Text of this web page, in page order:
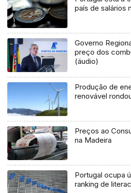
país de salários
Governo
preço dos
(áudio)
Produção de
renovável
Preços ao
na Madeira
Portugal ocupa
ranking de